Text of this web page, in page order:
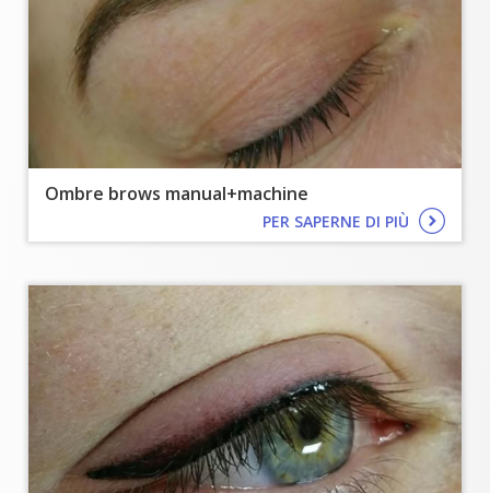
Ombre brows manual+machine
PER SAPERNE DI PIÙ